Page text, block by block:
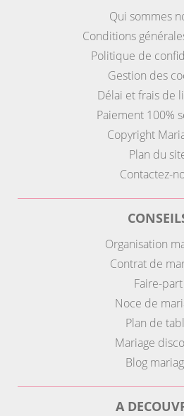
Qui sommes
Conditions
Politique de
Gestion des
Délai et frais de
Paiement 100%
Copyright
Plan du
Contactez-
Organisation
Contrat de
Faire-part
Noce de
Plan de
Mariage
Blog
A